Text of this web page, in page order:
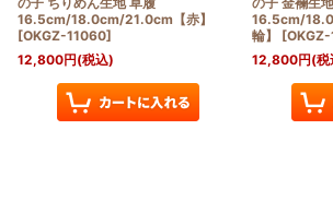
16.5cm/18.0cm/21.0cm【赤】
[OKGZ-11060]
12,800円(税込)
16.5cm/
輪】
[OKGZ-
12,800円(税